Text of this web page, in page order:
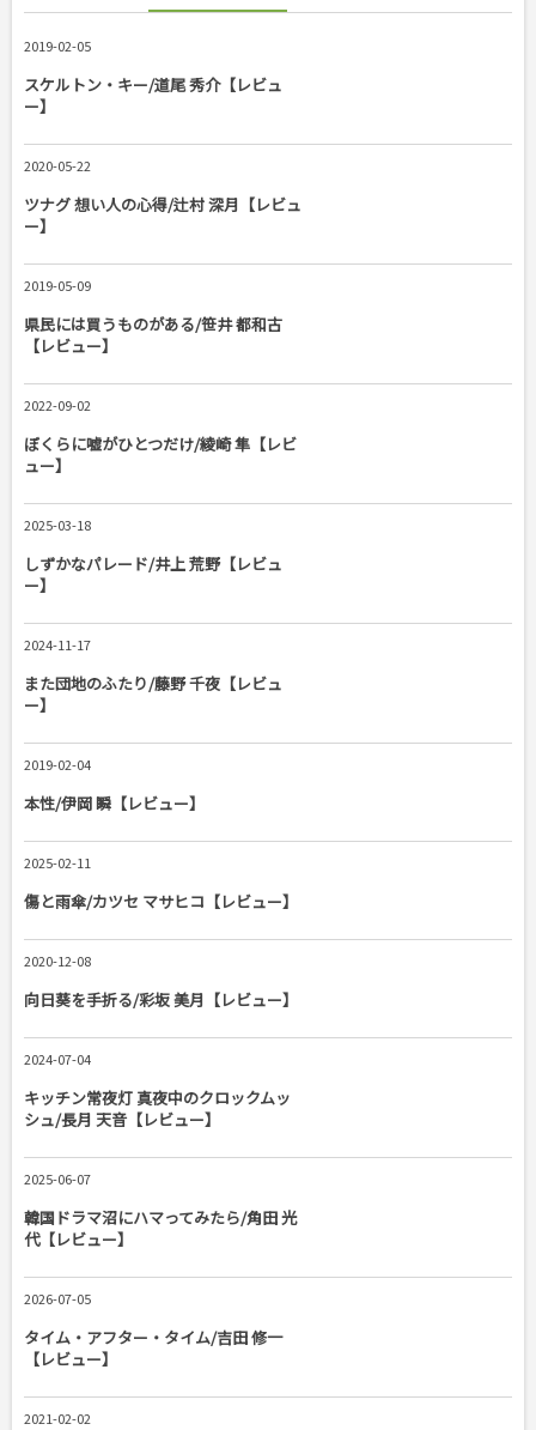
2019-02-05
スケルトン・キー/道尾 秀介【レビュ
ー】
2020-05-22
ツナグ 想い人の心得/辻村 深月【レビュ
ー】
2019-05-09
県民には買うものがある/笹井 都和古
【レビュー】
2022-09-02
ぼくらに嘘がひとつだけ/綾崎 隼【レビ
ュー】
2025-03-18
しずかなパレード/井上 荒野【レビュ
ー】
2024-11-17
また団地のふたり/藤野 千夜【レビュ
ー】
2019-02-04
本性/伊岡 瞬【レビュー】
2025-02-11
傷と雨傘/カツセ マサヒコ【レビュー】
2020-12-08
向日葵を手折る/彩坂 美月【レビュー】
2024-07-04
キッチン常夜灯 真夜中のクロックムッ
シュ/長月 天音【レビュー】
2025-06-07
韓国ドラマ沼にハマってみたら/角田 光
代【レビュー】
2026-07-05
タイム・アフター・タイム/吉田 修一
【レビュー】
2021-02-02